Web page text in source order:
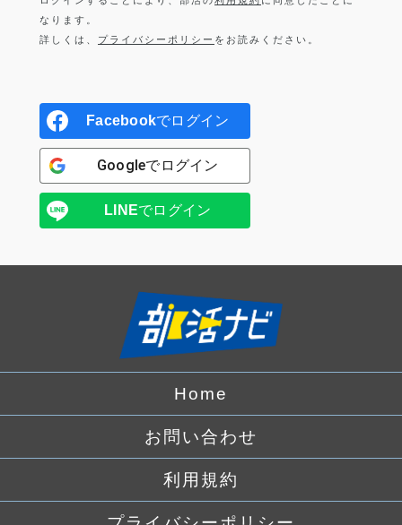
なります。
詳しくは、 プライバシーポリシー をお読みください。
Facebookでログイン
Googleでログイン
LINEでログイン
Home
お問い合わせ
利用規約